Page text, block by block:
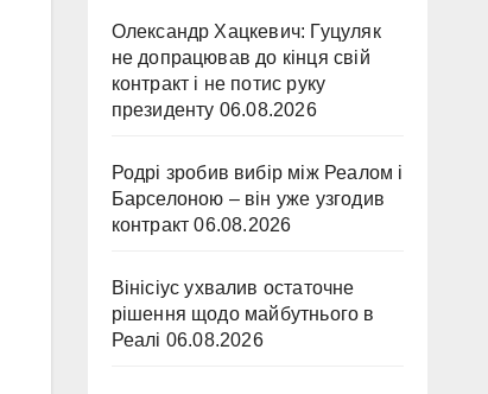
Олександр Хацкевич: Гуцуляк
не допрацював до кінця свій
контракт і не потис руку
президенту 06.08.2026
Родрі зробив вибір між Реалом і
Барселоною – він уже узгодив
контракт 06.08.2026
Вінісіус ухвалив остаточне
рішення щодо майбутнього в
Реалі 06.08.2026